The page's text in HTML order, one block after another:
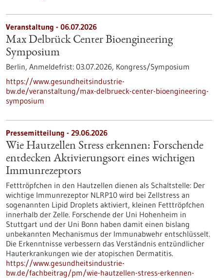
Veranstaltung - 06.07.2026
Max Delbrück Center Bioengineering
Symposium
Berlin, Anmeldefrist: 03.07.2026, Kongress/Symposium
https://www.gesundheitsindustrie-
bw.de/veranstaltung/max-delbrueck-center-bioengineering-
symposium
Pressemitteilung - 29.06.2026
Wie Hautzellen Stress erkennen: Forschende
entdecken Aktivierungsort eines wichtigen
Immunrezeptors
Fetttröpfchen in den Hautzellen dienen als Schaltstelle: Der
wichtige Immunrezeptor NLRP10 wird bei Zellstress an
sogenannten Lipid Droplets aktiviert, kleinen Fetttröpfchen
innerhalb der Zelle. Forschende der Uni Hohenheim in
Stuttgart und der Uni Bonn haben damit einen bislang
unbekannten Mechanismus der Immunabwehr entschlüsselt.
Die Erkenntnisse verbessern das Verständnis entzündlicher
Hauterkrankungen wie der atopischen Dermatitis.
https://www.gesundheitsindustrie-
bw.de/fachbeitrag/pm/wie-hautzellen-stress-erkennen-